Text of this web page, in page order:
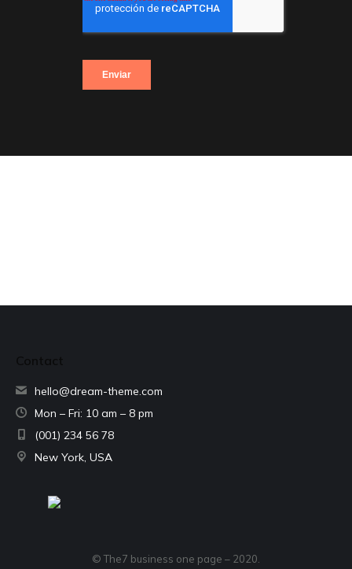
hello@dream-theme.com
Mon – Fri: 10 am – 8 pm
(001) 234 56 78
New York, USA
© The7 business one page – 2020.